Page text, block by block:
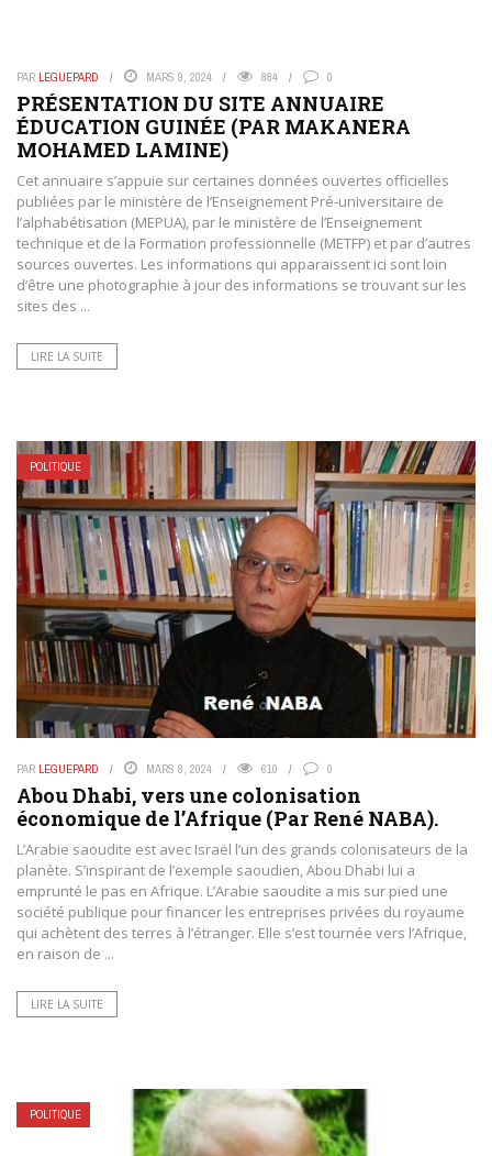
PAR LEGUEPARD MARS 9, 2024 884 0
PRÉSENTATION DU SITE ANNUAIRE
ÉDUCATION GUINÉE (PAR MAKANERA
MOHAMED LAMINE)
Cet annuaire s’appuie sur certaines données ouvertes officielles
publiées par le ministère de l’Enseignement Pré-universitaire de
l’alphabétisation (MEPUA), par le ministère de l’Enseignement
technique et de la Formation professionnelle (METFP) et par d’autres
sources ouvertes. Les informations qui apparaissent ici sont loin
d’être une photographie à jour des informations se trouvant sur les
sites des ...
LIRE LA SUITE
POLITIQUE
PAR LEGUEPARD MARS 8, 2024 610 0
Abou Dhabi, vers une colonisation
économique de l’Afrique (Par René NABA).
L’Arabie saoudite est avec Israël l’un des grands colonisateurs de la
planète. S’inspirant de l’exemple saoudien, Abou Dhabi lui a
emprunté le pas en Afrique. L’Arabie saoudite a mis sur pied une
société publique pour financer les entreprises privées du royaume
qui achètent des terres à l’étranger. Elle s’est tournée vers l’Afrique,
en raison de ...
LIRE LA SUITE
POLITIQUE